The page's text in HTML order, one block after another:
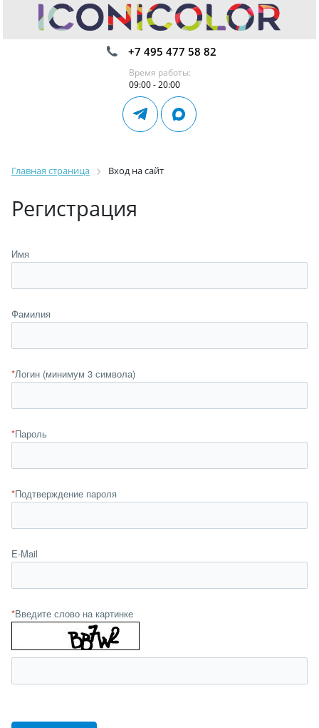
+7 495 477 58 82
Время работы:
09:00 - 20:00
Главная страница Вход на сайт
Регистрация
Имя
Фамилия
*Логин (минимум 3 символа)
*Пароль
*Подтверждение пароля
E-Mail
*Введите слово на картинке